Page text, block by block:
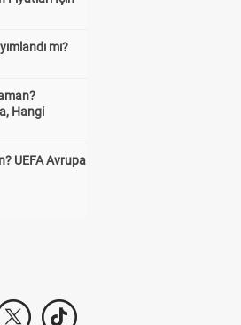
mı?
Hangi
UEFA Avrupa